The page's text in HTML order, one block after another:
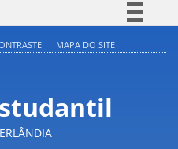
Acesso à informação
Legislação
MAPA DO SITE